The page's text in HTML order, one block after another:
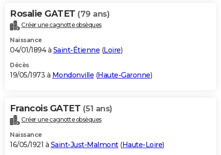
Rosalie GATET (79 ans)
Créer une cagnotte obsèques
Naissance
04/01/1894 à Saint-Étienne (Loire)
Décès
19/05/1973 à Mondonville (Haute-Garonne)
Francois GATET (51 ans)
Créer une cagnotte obsèques
Naissance
16/05/1921 à Saint-Just-Malmont(Haute-Loire)